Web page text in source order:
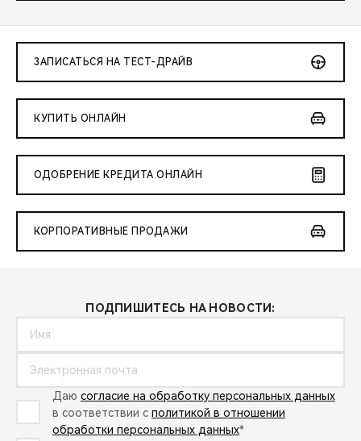
ЗАПИСАТЬСЯ НА ТЕСТ-ДРАЙВ
КУПИТЬ ОНЛАЙН
ОДОБРЕНИЕ КРЕДИТА ОНЛАЙН
КОРПОРАТИВНЫЕ ПРОДАЖИ
ПОДПИШИТЕСЬ НА НОВОСТИ:
Даю согласие на обработку персональных данных
в соответствии с политикой в отношении
обработки персональных данных*